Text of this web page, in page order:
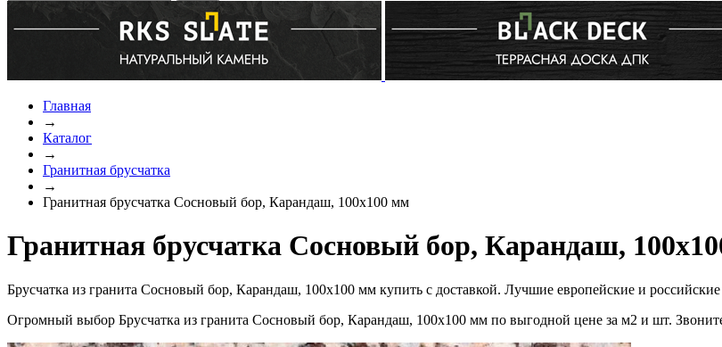
Главная
→
Каталог
→
Гранитная брусчатка
→
Гранитная брусчатка Сосновый бор, Карандаш, 100х100 мм
Гранитная брусчатка Сосновый бор, Карандаш,
Брусчатка из гранита Сосновый бор, Карандаш, 100х100 мм купить с доставкой. Лучшие европейские и
Огромный выбор Брусчатка из гранита Сосновый бор, Карандаш, 100х100 мм по выгодной цене за м2 и шт.